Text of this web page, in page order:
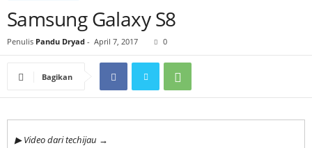
Samsung Galaxy S8
Penulis Pandu Dryad - April 7, 2017 0
Bagikan
▶ Video dari techijau →